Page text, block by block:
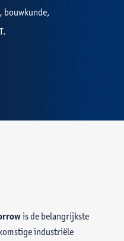
bouwkunde,
is de belangrijkste
industriële